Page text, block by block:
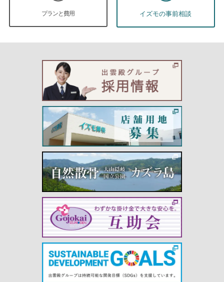
プランと費用 イズモの事前相談